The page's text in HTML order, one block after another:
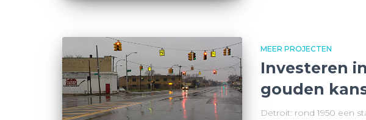
MEER PROJECTEN
Investeren
gouden
Detroit: rond 1950 een